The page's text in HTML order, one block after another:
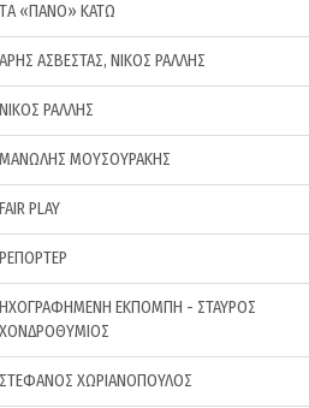
ΤA «ΠΑΝΟ» ΚΑΤΩ
ΑΡΗΣ ΑΣΒΕΣΤΑΣ, ΝΙΚΟΣ ΡΑΛΛΗΣ
ΝΙΚΟΣ ΡΑΛΛΗΣ
ΜΑΝΩΛΗΣ ΜΟΥΣΟΥΡΑΚΗΣ
FAIR PLAY
ΡΕΠΟΡΤΕΡ
ΗΧΟΓΡΑΦΗΜΕΝΗ ΕΚΠΟΜΠΗ - ΣΤΑΥΡΟΣ
ΧΟΝΔΡΟΘΥΜΙΟΣ
ΣΤΕΦΑΝΟΣ ΧΩΡΙΑΝΟΠΟΥΛΟΣ